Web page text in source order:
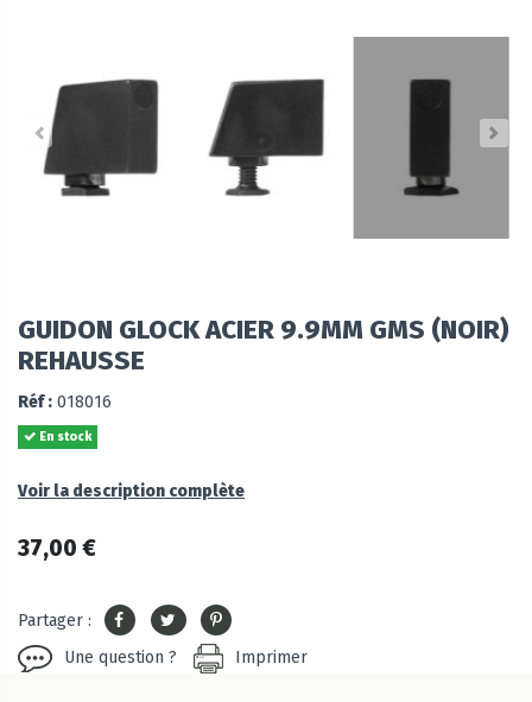
GUIDON GLOCK ACIER 9.9MM GMS (NOIR)
REHAUSSE
Réf : 018016
En stock
Voir la description complète
37,00 €
Partager :
Une question ?
Imprimer